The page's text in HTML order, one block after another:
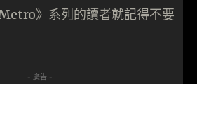
》系列的讀者就記得不要
- 廣告 -